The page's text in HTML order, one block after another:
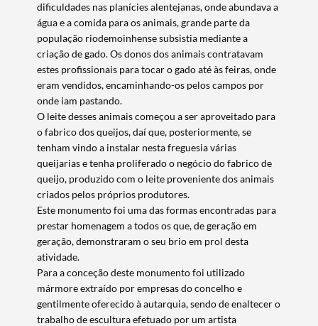
Termo de Pesquisa
Categorias gerais
dificuldades nas planícies alentejanas, onde abundava a
água e a comida para os animais, grande parte da
população riodemoinhense subsistia mediante a
criação de gado. Os donos dos animais contratavam
estes profissionais para tocar o gado até às feiras, onde
eram vendidos, encaminhando-os pelos campos por
onde iam pastando.
O leite desses animais começou a ser aproveitado para
o fabrico dos queijos, daí que, posteriormente, se
tenham vindo a instalar nesta freguesia várias
queijarias e tenha proliferado o negócio do fabrico de
queijo, produzido com o leite proveniente dos animais
criados pelos próprios produtores.
Este monumento foi uma das formas encontradas para
prestar homenagem a todos os que, de geração em
geração, demonstraram o seu brio em prol desta
atividade.
Para a conceção deste monumento foi utilizado
mármore extraído por empresas do concelho e
gentilmente oferecido à autarquia, sendo de enaltecer o
trabalho de escultura efetuado por um artista